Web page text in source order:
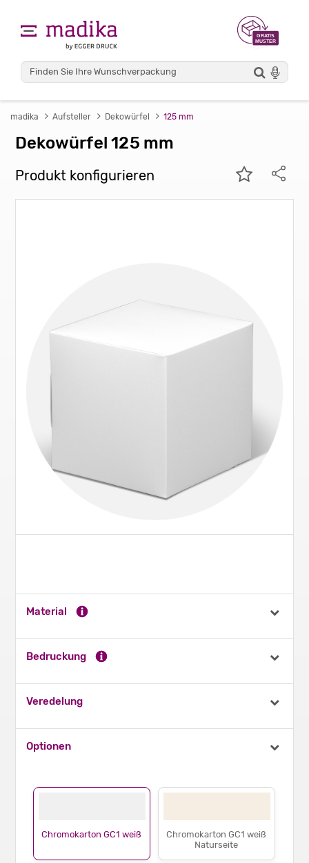
madika Aufsteller Dekowürfel 125 mm
Dekowürfel 125 mm
Produkt konfigurieren
Chromokarton GC1 weiß
Chromokarton GC1 weiß
Naturseite
Material
Bedruckung
Veredelung
Optionen